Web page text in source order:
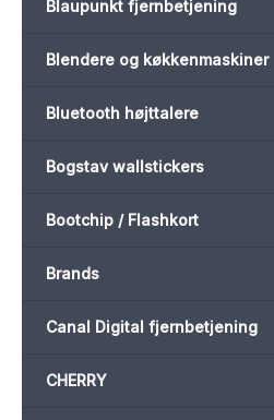
Blaupunkt fjernbetjening
Blendere og køkkenmaskiner
Bluetooth højttalere
Bogstav wallstickers
Bootchip / Flashkort
Brands
Canal Digital fjernbetjening
CHERRY